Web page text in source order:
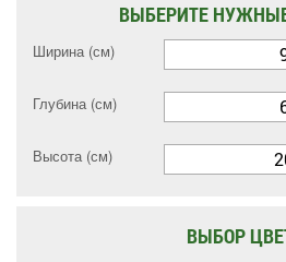
ВЫБЕРИТЕ
Ширина (см)
Глубина (см)
Высота (см)
ВЫБОР